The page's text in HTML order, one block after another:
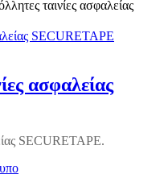
ταινίες ασφαλείας
ασφαλείας
SECURETAPE.